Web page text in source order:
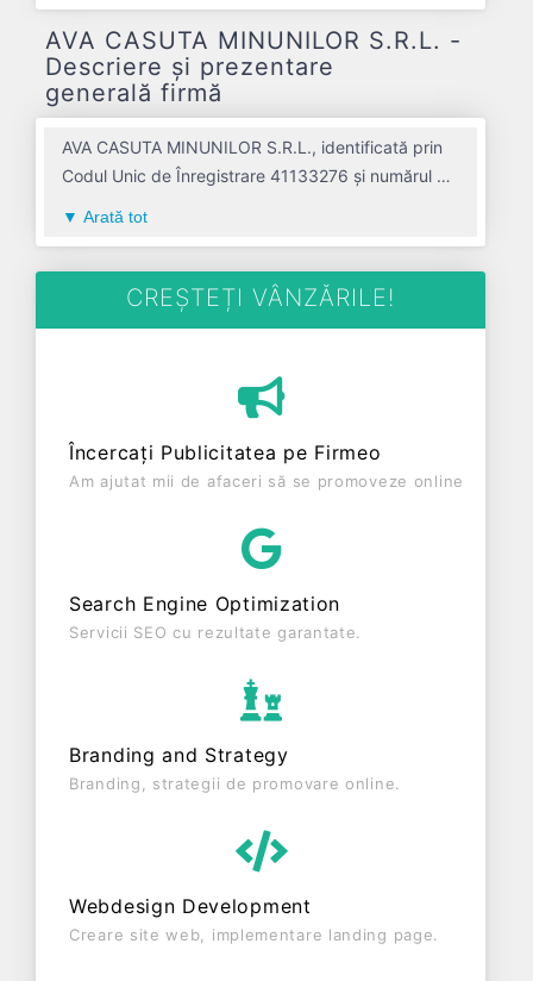
AVA CASUTA MINUNILOR S.R.L. -
Descriere și prezentare
generală firmă
AVA CASUTA MINUNILOR S.R.L., identificată prin
Codul Unic de Înregistrare 41133276 și numărul de
echipament sportiv avand codul 7721. Cu sediul
social poziționat în zona de Centru a țării, în judetul
pe piața de profil. AVA CASUTA MINUNILOR S.R.L.
a fost fondată în anul 2019, având o vechime de 7
înregistrat un profit de 0 RON și o cifră de afaceri
de 119.210 RON, gestionând operațiunile cu un
AVA CASUTA MINUNILOR S.R.L. este o entitate
activa din punct de vedere fiscal si are status:
FUNCTIUNE. Societatea nu este plătitoare de TVA.
Arată tot
CREȘTEȚI VÂNZĂRILE!
Încercați Publicitatea pe Firmeo
Am ajutat mii de afaceri să se promoveze online
Search Engine Optimization
Servicii SEO cu rezultate garantate.
Branding and Strategy
Branding, strategii de promovare online.
Webdesign Development
Creare site web, implementare landing page.